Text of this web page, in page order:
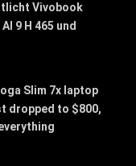
Vivobook
9 H 465 und
Slim 7x laptop
dropped to $800,